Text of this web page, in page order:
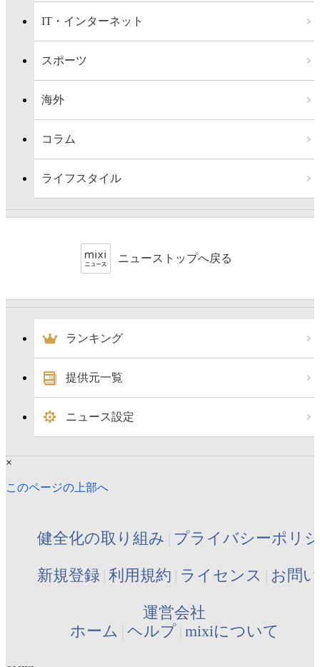
IT・インターネット
スポーツ
海外
コラム
ライフスタイル
ニューストップへ戻る
ランキング
提供元一覧
ニュース設定
×
このページの上部へ
健全化の取り組み プライバシーポリ
新規登録 利用規約 ライセンス お問
運営会社
ホーム ヘルプ mixiについて